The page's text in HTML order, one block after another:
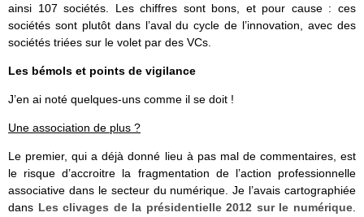
ainsi 107 sociétés. Les chiffres sont bons, et pour cause : ces
sociétés sont plutôt dans l’aval du cycle de l’innovation, avec des
sociétés triées sur le volet par des VCs.
Les bémols et points de vigilance
J’en ai noté quelques-uns comme il se doit !
Une association de plus ?
Le premier, qui a déjà donné lieu à pas mal de commentaires, est
le risque d’accroitre la fragmentation de l’action professionnelle
associative dans le secteur du numérique. Je l’avais cartographiée
dans Les clivages de la présidentielle 2012 sur le numérique.